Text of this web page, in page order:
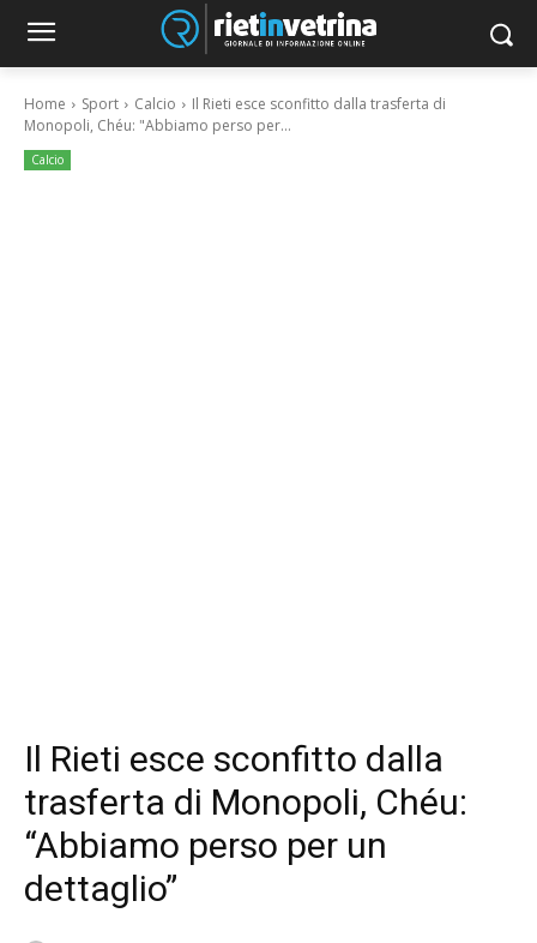
Home Sport Calcio
Il Rieti esce sconfitto dalla trasferta di
Monopoli, Chéu: "Abbiamo perso per...
Calcio
Il Rieti esce sconfitto dalla
trasferta di Monopoli, Chéu:
“Abbiamo perso per un
dettaglio”